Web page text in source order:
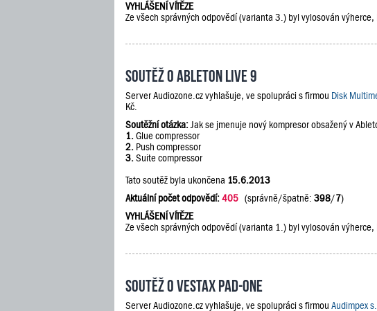
VYHLÁŠENÍ VÍTĚZE
Ze všech správných odpovědí (varianta 3.) byl vylosován výherce,
Soutěž o Ableton Live 9
Server Audiozone.cz vyhlašuje, ve spolupráci s firmou Disk
Kč.
Soutěžní otázka: Jak se jmenuje nový kompresor obsažený v
1. Glue compressor
2. Push compressor
3. Suite compressor
Tato soutěž byla ukončena 15.6.2013
Aktuální počet odpovědí:405 (správně/špatně: 398/7)
VYHLÁŠENÍ VÍTĚZE
Ze všech správných odpovědí (varianta 1.) byl vylosován výherce,
Soutěž o Vestax PAD-One
Server Audiozone.cz vyhlašuje, ve spolupráci s firmou Audimpex